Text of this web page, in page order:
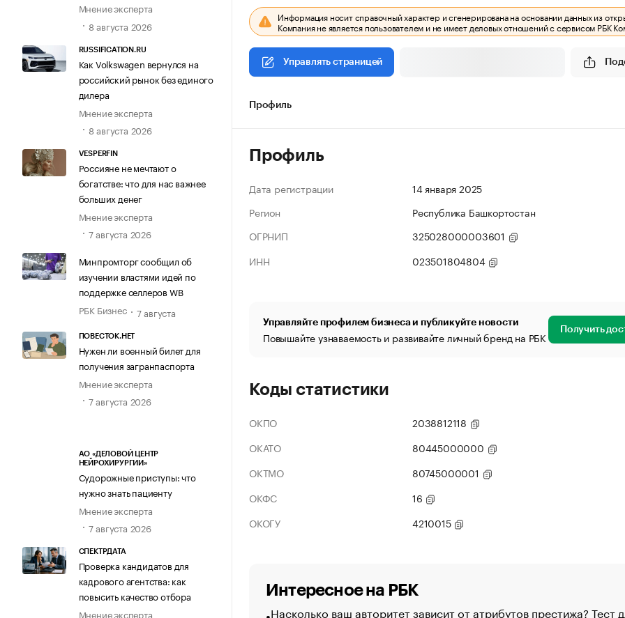
Мнение эксперта
8 августа 2026
RUSSIFICATION.RU
Как Volkswagen вернулся на
российский рынок без единого
дилера
Мнение эксперта
8 августа 2026
VESPERFIN
Россияне не мечтают о
богатстве: что для нас важнее
больших денег
Мнение эксперта
7 августа 2026
Минпромторг сообщил об
изучении властями идей по
поддержке селлеров WB
РБК Бизнес
7 августа
ПОВЕСТОК.НЕТ
Нужен ли военный билет для
получения загранпаспорта
Мнение эксперта
7 августа 2026
АО «ДЕЛОВОЙ ЦЕНТР
НЕЙРОХИРУРГИИ»
Судорожные приступы: что
нужно знать пациенту
Мнение эксперта
7 августа 2026
СПЕКТРДАТА
Проверка кандидатов для
кадрового агентства: как
повысить качество отбора
Мнение эксперта
Информация носит справочный характер и сгенерирована на основании данных из
Компания не является пользователем и не имеет деловых отношений с сервисом РБК
Управлять страницей
Профиль
Профиль
Дата регистрации
14 января 2025
Регион
Республика Башкортостан
ОГРНИП
325028000003601
ИНН
023501804804
Управляйте профилем бизнеса и публикуйте новости
Повышайте узнаваемость и развивайте личный бренд на РБК Получить
Коды статистики
ОКПО
2038812118
ОКАТО
80445000000
ОКТМО
80745000001
ОКФС
16
ОКОГУ
4210015
Интересное на РБК
Насколько ваш авторитет зависит от атрибутов престижа? Тест